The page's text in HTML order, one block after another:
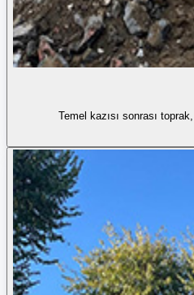
Temel kazısı sonrası